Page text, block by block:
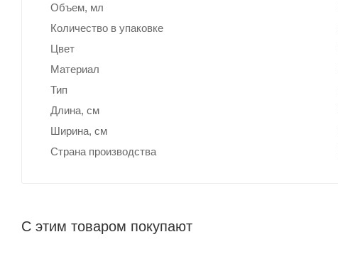
Объем, мл
Количество в упаковке
Цвет
Материал
Тип
Длина, cм
Ширина, cм
Страна производства
С этим товаром покупают